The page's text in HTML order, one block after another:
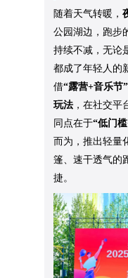
随着天气转暖，
公园湖边，跑步
持续不减，无论
都成了年轻人的
借“露营+音乐节
玩法 ，在社交
同点在于“低门
而为，推出轻量
篷、速干透气的
捷。